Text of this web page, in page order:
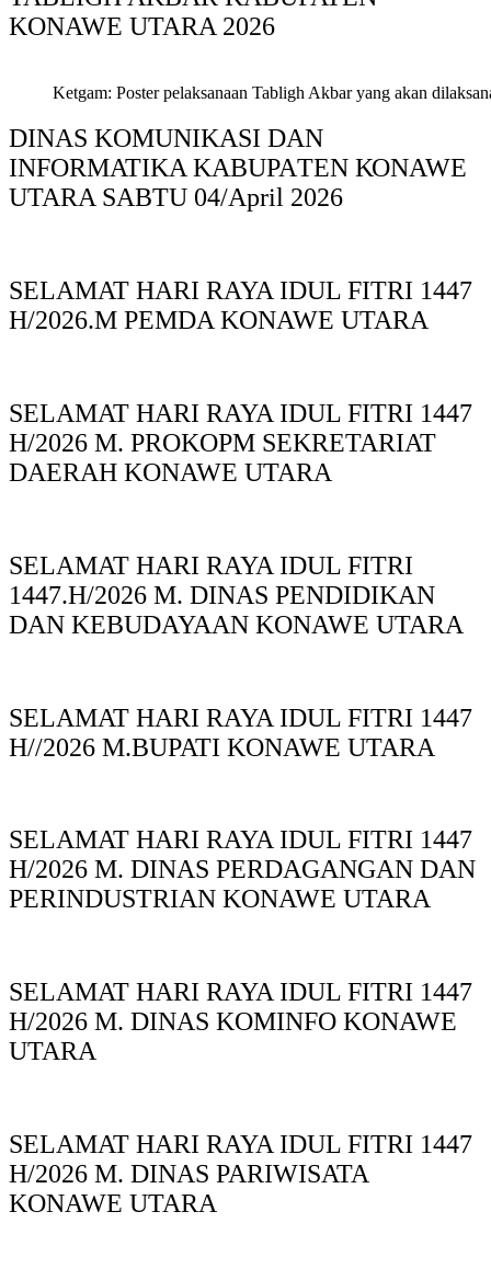
KONAWE UTARA 2026
Ketgam: Poster pelaksanaan Tabligh Akbar yang akan
DINAS KOMUNIKASI DAN
INFORMATIKA KABUPAΤΕΝ ΚΟNAWE
UTARA SABTU 04/April 2026
SELAMAT HARI RAYA IDUL FITRI 1447
H/2026.M PEMDA KONAWE UTARA
SELAMAT HARI RAYA IDUL FITRI 1447
H/2026 M. PROKOPM SEKRETARIAT
DAERAH KONAWE UTARA
SELAMAT HARI RAYA IDUL FITRI
1447.H/2026 M. DINAS PENDIDIKAN
DAN KEBUDAYAAN KONAWE UTARA
SELAMAT HARI RAYA IDUL FITRI 1447
H//2026 M.BUPATI KONAWE UTARA
SELAMAT HARI RAYA IDUL FITRI 1447
H/2026 M. DINAS PERDAGANGAN DAN
PERINDUSTRIAN KONAWE UTARA
SELAMAT HARI RAYA IDUL FITRI 1447
H/2026 M. DINAS KOMINFO KONAWE
UTARA
SELAMAT HARI RAYA IDUL FITRI 1447
H/2026 M. DINAS PARIWISATA
KONAWE UTARA